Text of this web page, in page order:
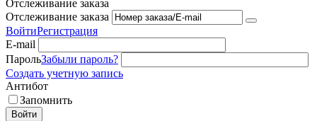
Отслеживание заказа
Отслеживание заказа
ВойтиРегистрация
E-mail
ПарольЗабыли пароль?
Создать учетную запись
Антибот
Запомнить
Войти